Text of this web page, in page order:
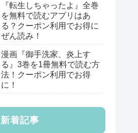
『転生しちゃったよ』全巻
を無料で読むアプリはあ
る？クーポン利用でお得に
ぜん読み！
漫画『御手洗家、炎上す
る』3巻を1冊無料で読む方
法！クーポン利用でお得
に！
新着記事